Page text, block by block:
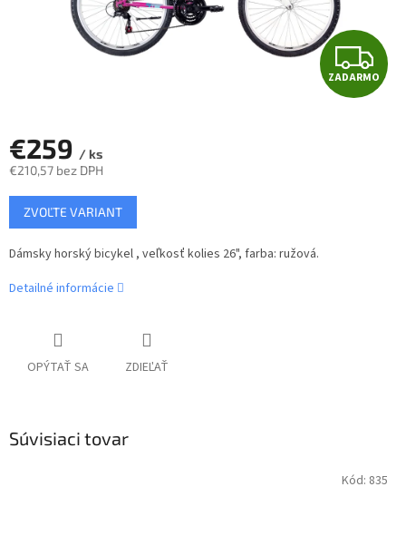
Z
A
ZADARMO
€259 / ks
€210,57 bez DPH
Jednotková
cena:
ZVOĽTE VARIANT
Dámsky horský bicykel , veľkosť kolies 26", farba: ružová.
Detailné informácie
OPÝTAŤ SA ZDIEĽAŤ
Súvisiaci tovar
Kód: 835